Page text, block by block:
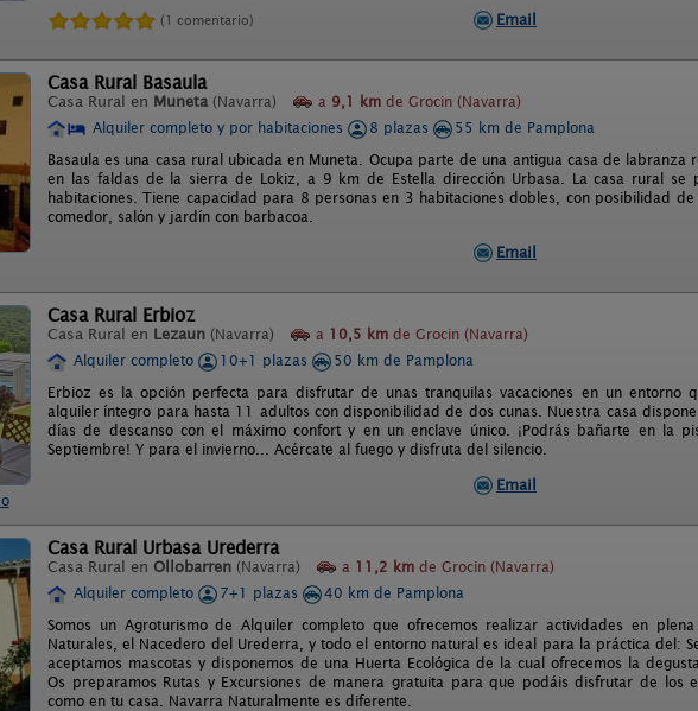
(1 comentario) Email
Casa Rural Basaula
Casa Rural en Muneta (Navarra) a 9,1 km de Grocin (Navarra)
Alquiler completo y por habitaciones
8 plazas
55 km de Pamplona
Basaula es una casa rural ubicada en Muneta. Ocupa parte de una antigua casa de labranza
en las faldas de la sierra de Lokiz, a 9 km de Estella dirección Urbasa. La casa rural se
habitaciones. Tiene capacidad para 8 personas en 3 habitaciones dobles, con posibilidad
comedor, salón y jardín con barbacoa.
Email
Casa Rural Erbioz
Casa Rural en Lezaun (Navarra) a 10,5 km de Grocin (Navarra)
Alquiler completo
10+1 plazas
50 km de Pamplona
Erbioz es la opción perfecta para disfrutar de unas tranquilas vacaciones en un entorno
alquiler íntegro para hasta 11 adultos con disponibilidad de dos cunas. Nuestra casa
días de descanso con el máximo confort y en un enclave único. ¡Podrás bañarte en la
Septiembre! Y para el invierno... Acércate al fuego y disfruta del silencio.
Email
Casa Rural Urbasa Urederra
Casa Rural en Ollobarren (Navarra) a 11,2 km de Grocin (Navarra)
Alquiler completo
7+1 plazas
40 km de Pamplona
Somos un Agroturismo de Alquiler completo que ofrecemos realizar actividades en
Naturales, el Nacedero del Urederra, y todo el entorno natural es ideal para la práctica del:
aceptamos mascotas y disponemos de una Huerta Ecológica de la cual ofrecemos la
Os preparamos Rutas y Excursiones de manera gratuita para que podáis disfrutar de los
como en tu casa. Navarra Naturalmente es diferente.